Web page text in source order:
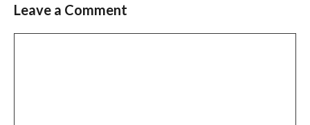
Leave a Comment